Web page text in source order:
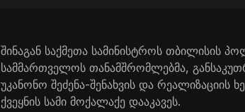
შინაგან საქმეთა სამინისტროს თბილისის
სამმართველოს თანამშრომლებმა,
უკანონო შეძენა-შენახვის და
ქვეყნის სამი მოქალაქე დააკავეს.